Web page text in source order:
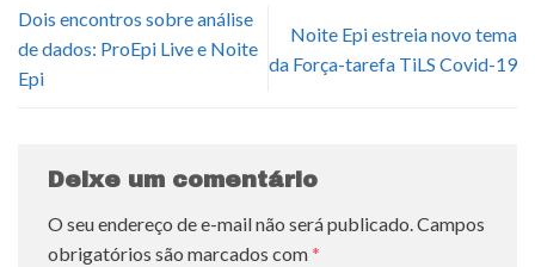
Dois encontros sobre análise
de dados: ProEpi Live e Noite
Epi
Noite Epi estreia novo tema
da Força-tarefa TiLS Covid-19
Deixe um comentário
O seu endereço de e-mail não será publicado.Campos
obrigatórios são marcados com*